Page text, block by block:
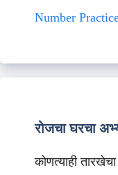
Number
रोजचा घरचा
कोणत्याही